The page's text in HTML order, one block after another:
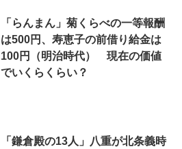
「らんまん」菊くらべの一等報酬
は500円、寿恵子の前借り給金は
100円（明治時代） 現在の価値
でいくらくらい？
「鎌倉殿の13人」八重が北条義時